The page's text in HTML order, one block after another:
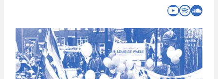
YouTube Spotify SoundCloud